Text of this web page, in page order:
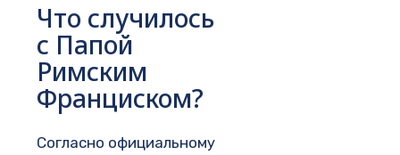
Что случилось
с Папой
Римским
Франциском?
Согласно официальному